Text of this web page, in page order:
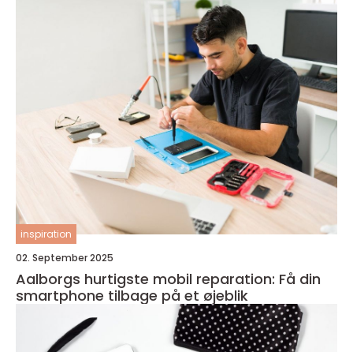
inspiration
02. September 2025
Aalborgs hurtigste mobil reparation: Få din
smartphone tilbage på et øjeblik